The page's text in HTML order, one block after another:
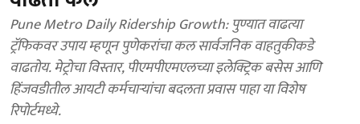
Pune Metro Daily Ridership Growth: पुण्यात वाढत्या
ट्रॅफिकवर उपाय म्हणून पुणेकरांचा कल सार्वजनिक वाहतुकीकडे
वाढतोय. मेट्रोचा विस्तार, पीएमपीएमएलच्या इलेक्ट्रिक बसेस आणि
हिंजवडीतील आयटी कर्मचाऱ्यांचा बदलता प्रवास पाहा या विशेष
रिपोर्टमध्ये.